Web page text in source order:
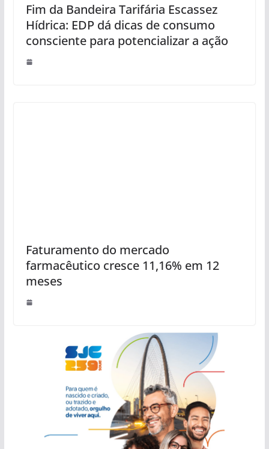
Fim da Bandeira Tarifária Escassez
Hídrica: EDP dá dicas de consumo
consciente para potencializar a ação
Faturamento do mercado
farmacêutico cresce 11,16% em 12
meses